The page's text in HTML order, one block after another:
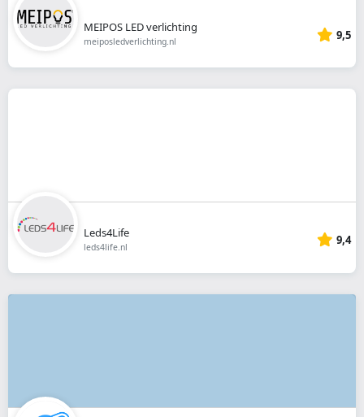
MEIPOS LED verlichting
meiposledverlichting.nl 9,5
Leds4Life
leds4life.nl 9,4